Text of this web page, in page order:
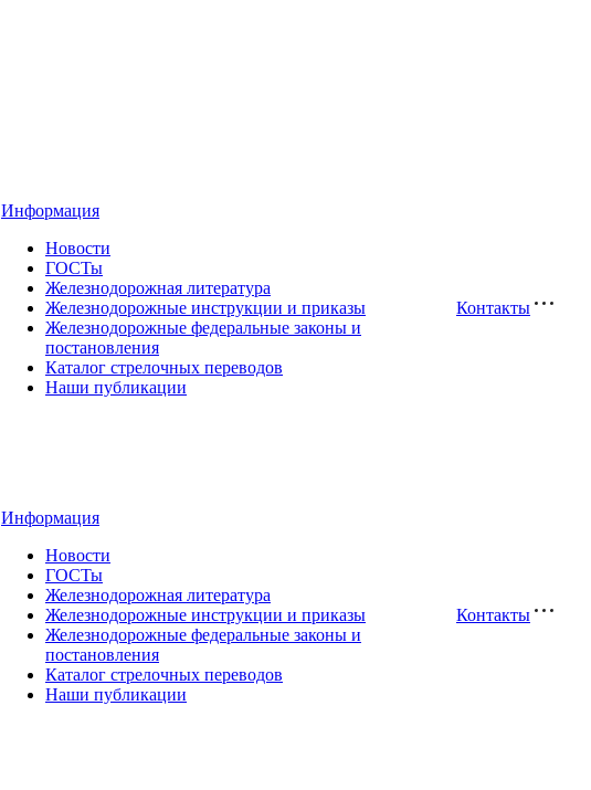
Информация
Новости
ГОСТы
Железнодорожная литература
Железнодорожные инструкции и приказы
Железнодорожные федеральные законы и
постановления
Каталог стрелочных переводов
Наши публикации
Контакты
Информация
Новости
ГОСТы
Железнодорожная литература
Железнодорожные инструкции и приказы
Железнодорожные федеральные законы и
постановления
Каталог стрелочных переводов
Наши публикации
Контакты